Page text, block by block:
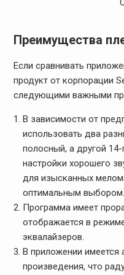
Преимущества
Если сравнивать
продукт от корпорации
следующими важными
В зависимости от
использовать два
полосный, а другой
настройки хорошего
для изысканных
оптимальным выбором.
Программа имеет
отображается в
эквалайзеров.
В приложении имеется
произведения, что